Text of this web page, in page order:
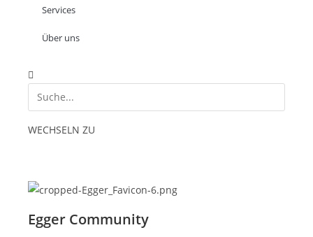
Services
Über uns
WECHSELN ZU
Egger Community